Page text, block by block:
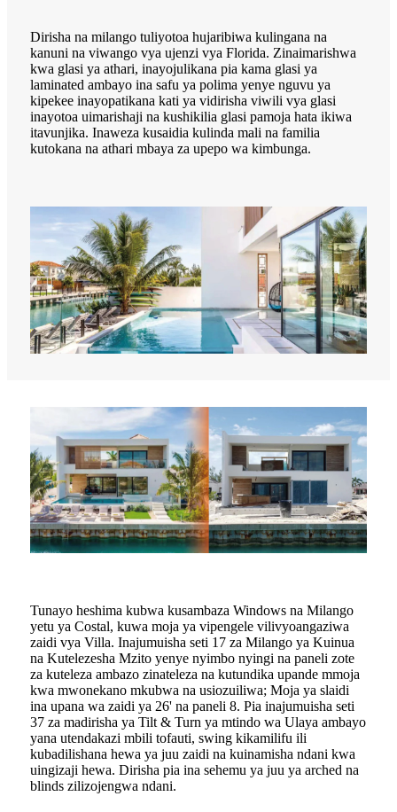
Dirisha na milango tuliyotoa hujaribiwa kulingana na
kanuni na viwango vya ujenzi vya Florida. Zinaimarishwa
kwa glasi ya athari, inayojulikana pia kama glasi ya
laminated ambayo ina safu ya polima yenye nguvu ya
kipekee inayopatikana kati ya vidirisha viwili vya glasi
inayotoa uimarishaji na kushikilia glasi pamoja hata ikiwa
itavunjika. Inaweza kusaidia kulinda mali na familia
kutokana na athari mbaya za upepo wa kimbunga.
Tunayo heshima kubwa kusambaza Windows na Milango
yetu ya Costal, kuwa moja ya vipengele vilivyoangaziwa
zaidi vya Villa. Inajumuisha seti 17 za Milango ya Kuinua
na Kutelezesha Mzito yenye nyimbo nyingi na paneli zote
za kuteleza ambazo zinateleza na kutundika upande mmoja
kwa mwonekano mkubwa na usiozuiliwa; Moja ya slaidi
ina upana wa zaidi ya 26' na paneli 8. Pia inajumuisha seti
37 za madirisha ya Tilt & Turn ya mtindo wa Ulaya ambayo
yana utendakazi mbili tofauti, swing kikamilifu ili
kubadilishana hewa ya juu zaidi na kuinamisha ndani kwa
uingizaji hewa. Dirisha pia ina sehemu ya juu ya arched na
blinds zilizojengwa ndani.